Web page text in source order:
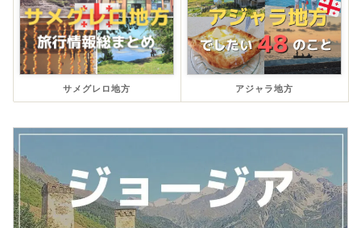
サメグレロ地方 アジャラ地方